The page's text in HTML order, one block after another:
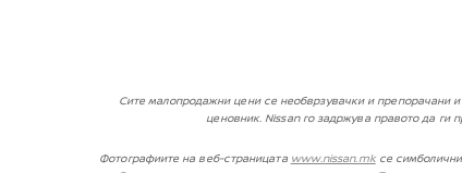
Сите малопродажни цени се необврзувачки и препорачани
ценовник. Nissan го задржува правото да ги
Фотографиите на веб-страницата www.nissan.mkсе